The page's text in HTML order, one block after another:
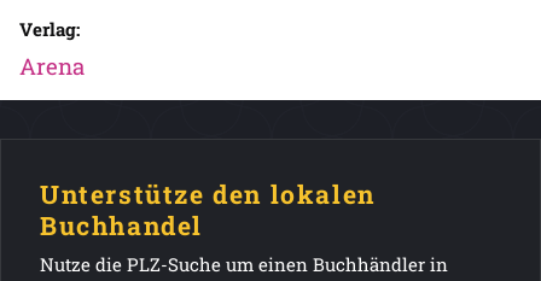
Verlag:
Arena
Unterstütze den lokalen
Buchhandel
Nutze die PLZ-Suche um einen Buchhändler in